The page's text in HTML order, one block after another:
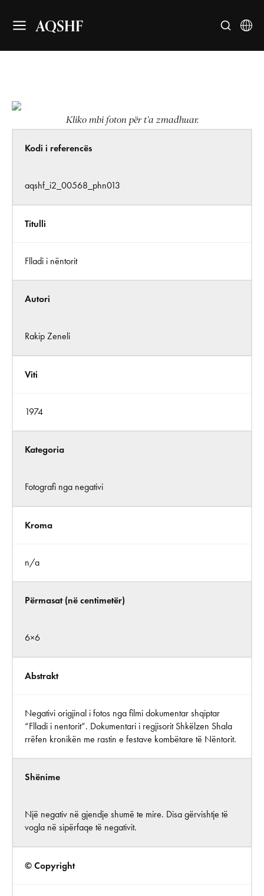
AQSHF
Kliko mbi foton për t’a zmadhuar.
Kodi i referencës
aqshf_i2_00568_phn013
Titulli
Flladi i nëntorit
Autori
Rakip Zeneli
Viti
1974
Kategoria
Fotografi nga negativi
Kroma
n/a
Përmasat (në centimetër)
6×6
Abstrakt
Negativi origjinal i fotos nga filmi dokumentar shqiptar
“Flladi i nentorit”. Dokumentari i regjisorit Shkëlzen Shala
rrëfen kronikën me rastin e festave kombëtare të Nëntorit.
Shënime
Një negativ në gjendje shumë te mire. Disa gërvishtje të
vogla në sipërfaqe të negativit.
© Copyright